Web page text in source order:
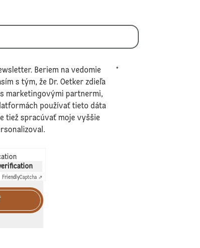
Beriem na vedomie
s tým, že Dr. Oetker zdieľa
marketingovými partnermi,
používať tieto dáta
tiež spracúvať moje vyššie
*
FriendlyCaptcha ⇗